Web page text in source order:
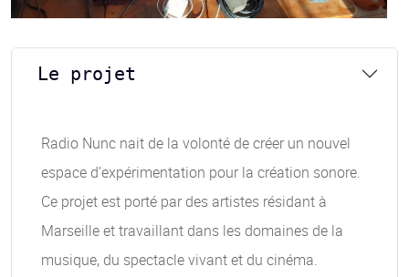
Le projet
Radio Nunc nait de la volonté de créer un nouvel
espace d’expérimentation pour la création sonore.
Ce projet est porté par des artistes résidant à
Marseille et travaillant dans les domaines de la
musique, du spectacle vivant et du cinéma.